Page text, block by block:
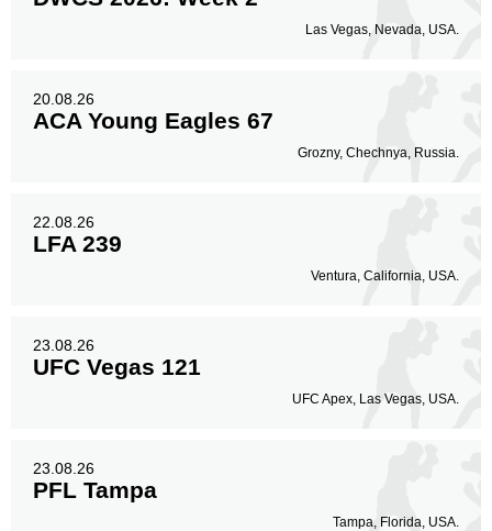
Las Vegas, Nevada, USA.
20.08.26
ACA Young Eagles 67
Grozny, Chechnya, Russia.
22.08.26
LFA 239
Ventura, California, USA.
23.08.26
UFC Vegas 121
UFC Apex, Las Vegas, USA.
23.08.26
PFL Tampa
Tampa, Florida, USA.